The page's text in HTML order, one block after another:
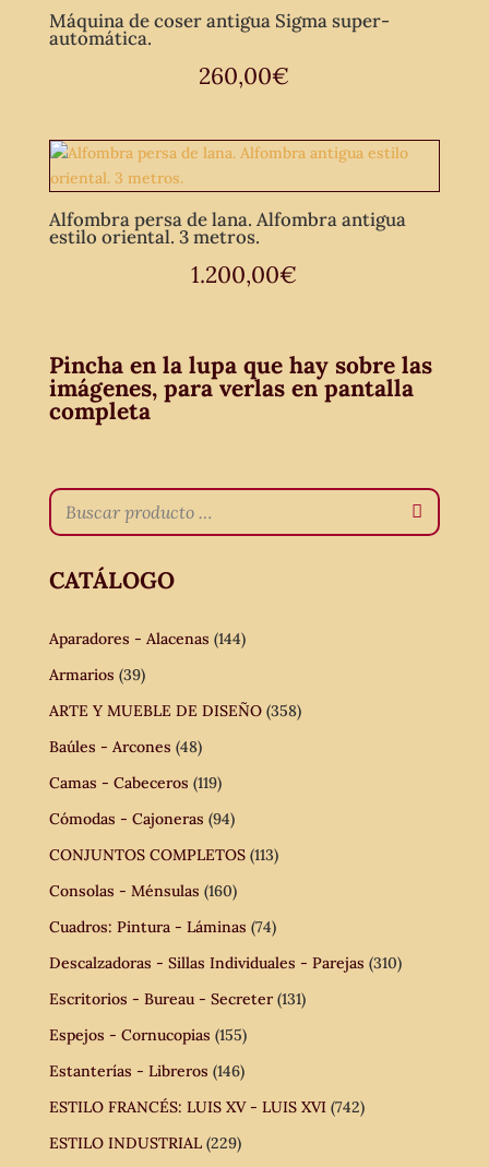
Máquina de coser antigua Sigma super-
automática.
260,00€
Alfombra persa de lana. Alfombra antigua
estilo oriental. 3 metros.
1.200,00€
Pincha en la lupa que hay sobre las
imágenes, para verlas en pantalla
completa
CATÁLOGO
Aparadores - Alacenas (144)
Armarios (39)
ARTE Y MUEBLE DE DISEÑO (358)
Baúles - Arcones (48)
Camas - Cabeceros (119)
Cómodas - Cajoneras (94)
CONJUNTOS COMPLETOS (113)
Consolas - Ménsulas (160)
Cuadros: Pintura - Láminas (74)
Descalzadoras - Sillas Individuales - Parejas (310)
Escritorios - Bureau - Secreter (131)
Espejos - Cornucopias (155)
Estanterías - Libreros (146)
ESTILO FRANCÉS: LUIS XV - LUIS XVI (742)
ESTILO INDUSTRIAL (229)